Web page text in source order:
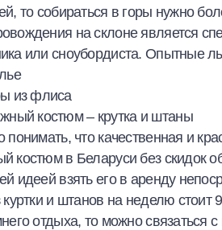
то собираться в горы нужно
на склоне является
или сноубордиста. Опытные
из флиса
костюм – крутка и штаны
понимать, что качественная и
костюм в Беларуси без скидок
идеей взять его в аренду
куртки и штанов на неделю
отдыха, то можно связаться